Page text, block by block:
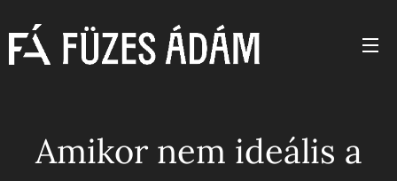
Amikor nem ideális a